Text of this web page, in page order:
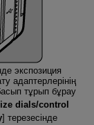
экспозиция
адаптерлерінің
тұрып бұрау
dials/control
] терезесінде